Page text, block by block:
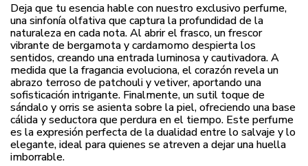
Deja que tu esencia hable con nuestro exclusivo perfume,
una sinfonía olfativa que captura la profundidad de la
naturaleza en cada nota. Al abrir el frasco, un frescor
vibrante de bergamota y cardamomo despierta los
sentidos, creando una entrada luminosa y cautivadora. A
medida que la fragancia evoluciona, el corazón revela un
abrazo terroso de patchouli y vetiver, aportando una
sofisticación intrigante. Finalmente, un sutil toque de
sándalo y orris se asienta sobre la piel, ofreciendo una base
cálida y seductora que perdura en el tiempo. Este perfume
es la expresión perfecta de la dualidad entre lo salvaje y lo
elegante, ideal para quienes se atreven a dejar una huella
imborrable.